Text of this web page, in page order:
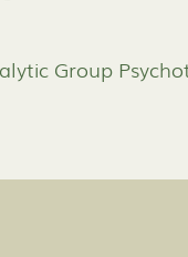
Group